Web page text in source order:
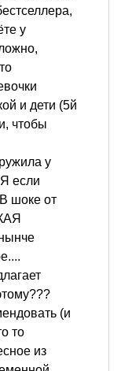
у
и дети (5й
чтобы
у
если
шоке от
(и
то
из